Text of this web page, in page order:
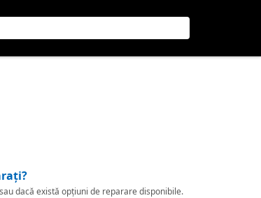
dacă există opțiuni de reparare disponibile.